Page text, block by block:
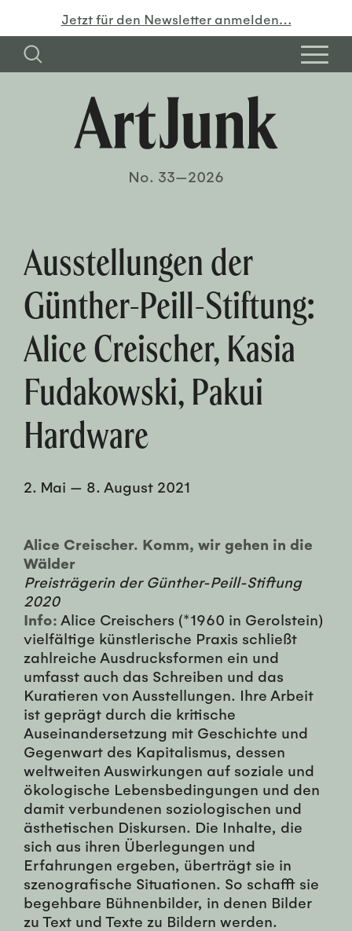
Jetzt für den Newsletter anmelden…
No. 33—2026
Ausstellungen der
Günther-Peill-Stiftung:
Alice Creischer, Kasia
Fudakowski, Pakui
Hardware
2. Mai — 8. August 2021
Alice Creischer. Komm, wir gehen in die
Wälder
Preisträgerin der Günther-Peill-Stiftung
2020
Info: Alice Creischers (*1960 in Gerolstein)
vielfältige künstlerische Praxis schließt
zahlreiche Ausdrucksformen ein und
umfasst auch das Schreiben und das
Kuratieren von Ausstellungen. Ihre Arbeit
ist geprägt durch die kritische
Auseinandersetzung mit Geschichte und
Gegenwart des Kapitalismus, dessen
weltweiten Auswirkungen auf soziale und
ökologische Lebensbedingungen und den
damit verbundenen soziologischen und
ästhetischen Diskursen. Die Inhalte, die
sich aus ihren Überlegungen und
Erfahrungen ergeben, überträgt sie in
szenografische Situationen. So schafft sie
begehbare Bühnenbilder, in denen Bilder
zu Text und Texte zu Bildern werden.